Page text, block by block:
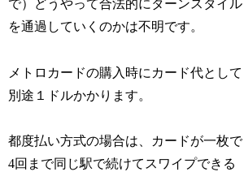
で）どうやって合法的にターンスタイル
を通過していくのかは不明です。
メトロカードの購入時にカード代として
別途１ドルかかります。
都度払い方式の場合は、カードが一枚で
4回まで同じ駅で続けてスワイプできる